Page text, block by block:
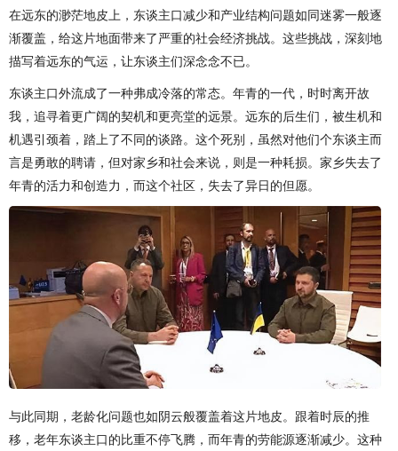
在远东的渺茫地皮上，东谈主口减少和产业结构问题如同迷雾一般逐
渐覆盖，给这片地面带来了严重的社会经济挑战。这些挑战，深刻地
描写着远东的气运，让东谈主们深念念不已。
东谈主口外流成了一种弗成冷落的常态。年青的一代，时时离开故
我，追寻着更广阔的契机和更亮堂的远景。远东的后生们，被生机和
机遇引颈着，踏上了不同的谈路。这个死别，虽然对他们个东谈主而
言是勇敢的聘请，但对家乡和社会来说，则是一种耗损。家乡失去了
年青的活力和创造力，而这个社区，失去了异日的但愿。
与此同期，老龄化问题也如阴云般覆盖着这片地皮。跟着时辰的推
移，老年东谈主口的比重不停飞腾，而年青的劳能源逐渐减少。这种